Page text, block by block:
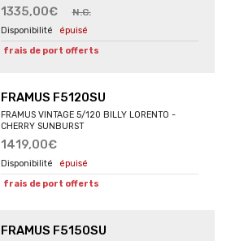
1335,00€ N.C.
épuisé
frais de port offerts
FRAMUS F5120SU
FRAMUS VINTAGE 5/120 BILLY LORENTO -
CHERRY SUNBURST
1419,00€
épuisé
frais de port offerts
FRAMUS F5150SU